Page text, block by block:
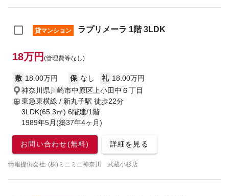
貸マンション ラプリメーラ 1階 3LDK
18万円 (管理費等なし)
敷 18.00万円 保 なし 礼 18.00万円
神奈川県川崎市中原区上小田中６丁目
東急東横線 / 新丸子駅 徒歩22分
3LDK(65.3㎡) 6階建/1階
1989年5月(築37年4ヶ月)
お問い合わせ(無料) 詳細を見る
情報提供会社: (株)ミニミニ神奈川 武蔵小杉店